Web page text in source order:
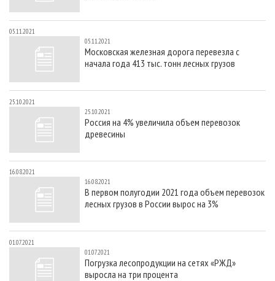
05.11.2021
05.11.2021
Московская железная дорога перевезла с
начала года 413 тыс. тонн лесных грузов
25.10.2021
25.10.2021
Россия на 4% увеличила объем перевозок
древесины
16.08.2021
16.08.2021
В первом полугодии 2021 года объем перевозок
лесных грузов в России вырос на 3%
01.07.2021
01.07.2021
Погрузка лесопродукции на сетях «РЖД»
выросла на три процента